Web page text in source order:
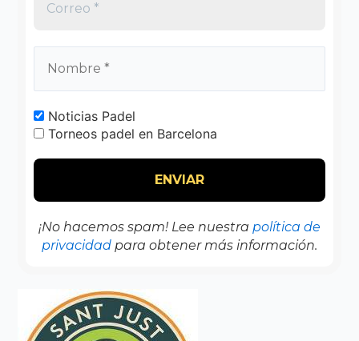
Noticias Padel
Torneos padel en Barcelona
¡No hacemos spam! Lee nuestra política de
privacidad para obtener más información.